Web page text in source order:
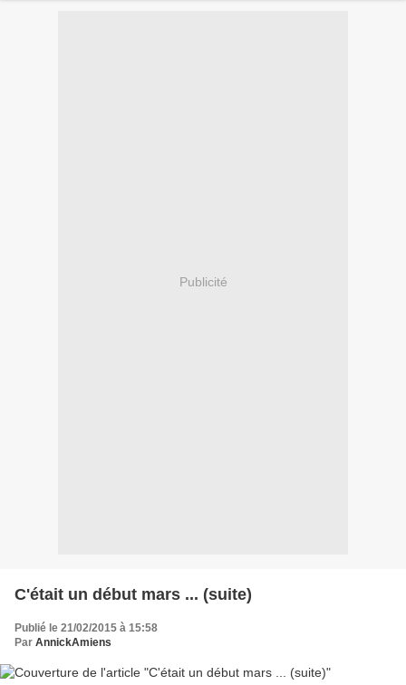
Publicité
C'était un début mars ... (suite)
Publié le 21/02/2015 à 15:58
Par AnnickAmiens